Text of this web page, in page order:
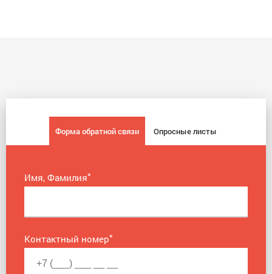
Форма обратной связи Опросные листы
Имя, Фамилия*
Контактный номер*